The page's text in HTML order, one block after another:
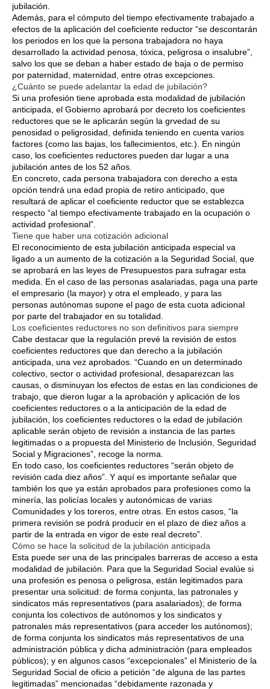
jubilación.
Además, para el cómputo del tiempo efectivamente trabajado a
efectos de la aplicación del coeficiente reductor “se descontarán
los periodos en los que la persona trabajadora no haya
desarrollado la actividad penosa, tóxica, peligrosa o insalubre”,
salvo los que se deban a haber estado de baja o de permiso
por paternidad, maternidad, entre otras excepciones.
¿Cuánto se puede adelantar la edad de jubilación?
Si una profesión tiene aprobada esta modalidad de jubilación
anticipada, el Gobierno aprobará por decreto los coeficientes
reductores que se le aplicarán según la grvedad de su
penosidad o peligrosidad, definida teniendo en cuenta varios
factores (como las bajas, los fallecimientos, etc.). En ningún
caso, los coeficientes reductores pueden dar lugar a una
jubilación antes de los 52 años.
En concreto, cada persona trabajadora con derecho a esta
opción tendrá una edad propia de retiro anticipado, que
resultará de aplicar el coeficiente reductor que se establezca
respecto “al tiempo efectivamente trabajado en la ocupación o
actividad profesional”.
Tiene que haber una cotización adicional
El reconocimiento de esta jubilación anticipada especial va
ligado a un aumento de la cotización a la Seguridad Social, que
se aprobará en las leyes de Presupuestos para sufragar esta
medida. En el caso de las personas asalariadas, paga una parte
el empresario (la mayor) y otra el empleado, y para las
personas autónomas supone el pago de esta cuota adicional
por parte del trabajador en su totalidad.
Los coeficientes reductores no son definitivos para siempre
Cabe destacar que la regulación prevé la revisión de estos
coeficientes reductores que dan derecho a la jubilación
anticipada, una vez aprobados. “Cuando en un determinado
colectivo, sector o actividad profesional, desaparezcan las
causas, o disminuyan los efectos de estas en las condiciones de
trabajo, que dieron lugar a la aprobación y aplicación de los
coeficientes reductores o a la anticipación de la edad de
jubilación, los coeficientes reductores o la edad de jubilación
aplicable serán objeto de revisión a instancia de las partes
legitimadas o a propuesta del Ministerio de Inclusión, Seguridad
Social y Migraciones”, recoge la norma.
En todo caso, los coeficientes reductores “serán objeto de
revisión cada diez años”. Y aquí es importante señalar que
también los que ya están aprobados para profesiones como la
minería, las policías locales y autonómicas de varias
Comunidades y los toreros, entre otras. En estos casos, “la
primera revisión se podrá producir en el plazo de diez años a
partir de la entrada en vigor de este real decreto”.
Cómo se hace la solicitud de la jubilación anticipada
Esta puede ser una de las principales barreras de acceso a esta
modalidad de jubilación. Para que la Seguridad Social evalúe si
una profesión es penosa o peligrosa, están legitimados para
presentar una solicitud: de forma conjunta, las patronales y
sindicatos más representativos (para asalariados); de forma
conjunta los colectivos de autónomos y los sindicatos y
patronales más representativos (para acceder los autónomos);
de forma conjunta los sindicatos más representativos de una
administración pública y dicha administración (para empleados
públicos); y en algunos casos “excepcionales” el Ministerio de la
Seguridad Social de oficio a petición “de alguna de las partes
legitimadas” mencionadas “debidamente razonada y